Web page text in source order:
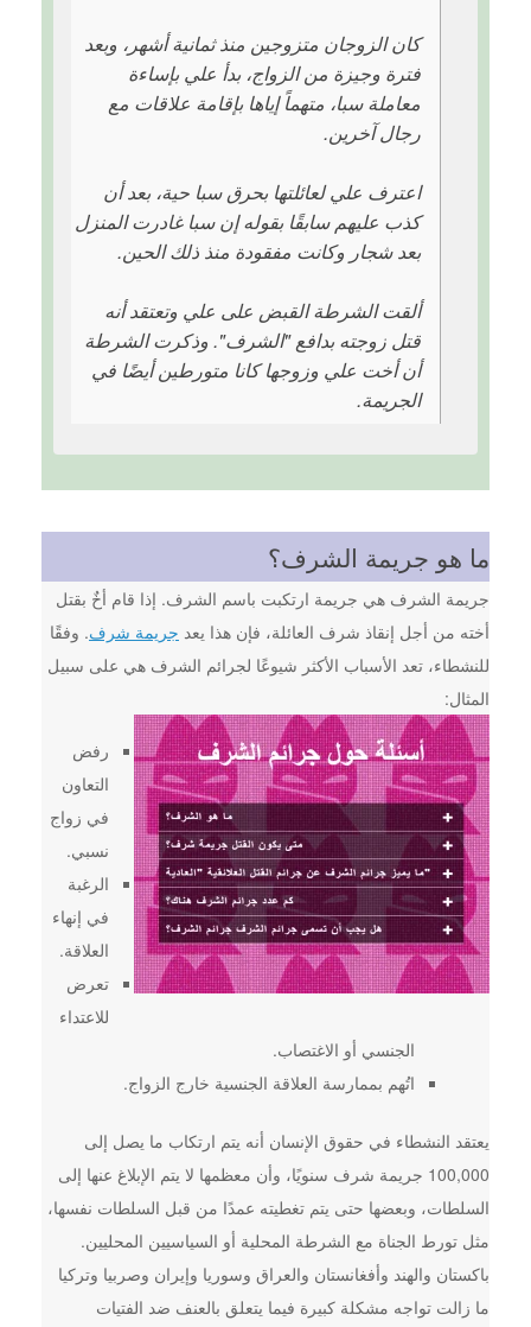
كان الزوجان متزوجين منذ ثمانية أشهر، وبعد
فترة وجيزة من الزواج، بدأ علي بإساءة
معاملة سبا، متهماً إياها بإقامة علاقات مع
رجال آخرين.
اعترف علي لعائلتها بحرق سبا حية، بعد أن
كذب عليهم سابقًا بقوله إن سبا غادرت المنزل
بعد شجار وكانت مفقودة منذ ذلك الحين.
ألقت الشرطة القبض على علي وتعتقد أنه
قتل زوجته بدافع "الشرف". وذكرت الشرطة
أن أخت علي وزوجها كانا متورطين أيضًا في
الجريمة.
ما هو جريمة الشرف؟
جريمة الشرف هي جريمة ارتكبت باسم الشرف. إذا قام أخٌ بقتل
أخته من أجل إنقاذ شرف العائلة، فإن هذا يعد جريمة شرف. وفقًا
للنشطاء، تعد الأسباب الأكثر شيوعًا لجرائم الشرف هي على سبيل
المثال:
رفض
التعاون
في زواج
نسبي.
الرغبة
في إنهاء
العلاقة.
تعرض
للاعتداء
الجنسي أو الاغتصاب.
اتُهم بممارسة العلاقة الجنسية خارج الزواج.
يعتقد النشطاء في حقوق الإنسان أنه يتم ارتكاب ما يصل إلى
100,000 جريمة شرف سنويًا، وأن معظمها لا يتم الإبلاغ عنها إلى
السلطات، وبعضها حتى يتم تغطيته عمدًا من قبل السلطات نفسها،
مثل تورط الجناة مع الشرطة المحلية أو السياسيين المحليين.
باكستان والهند وأفغانستان والعراق وسوريا وإيران وصربيا وتركيا
ما زالت تواجه مشكلة كبيرة فيما يتعلق بالعنف ضد الفتيات